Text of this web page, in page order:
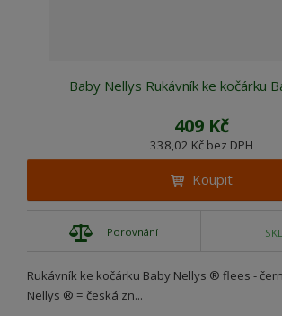
Baby Nellys Rukávník ke kočárku
409 Kč
338,02 Kč bez DPH
Koupit
Porovnání
Rukávník ke kočárku Baby Nellys ® flees -
Nellys ® = česká zn...